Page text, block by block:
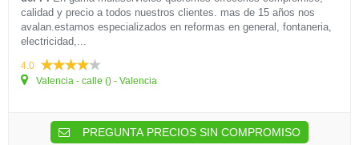
calidad y precio a todos nuestros clientes. mas de 15 años nos
avalan.estamos especializados en reformas en general, fontaneria,
electricidad,...
4.0
Valencia - calle () - Valencia
PREGUNTA PRECIOS SIN COMPROMISO